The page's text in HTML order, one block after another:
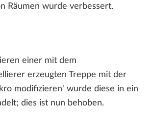
Räumen wurde verbessert.
einer mit dem
erzeugten Treppe mit der
modifizieren' wurde diese in ein
dies ist nun behoben.